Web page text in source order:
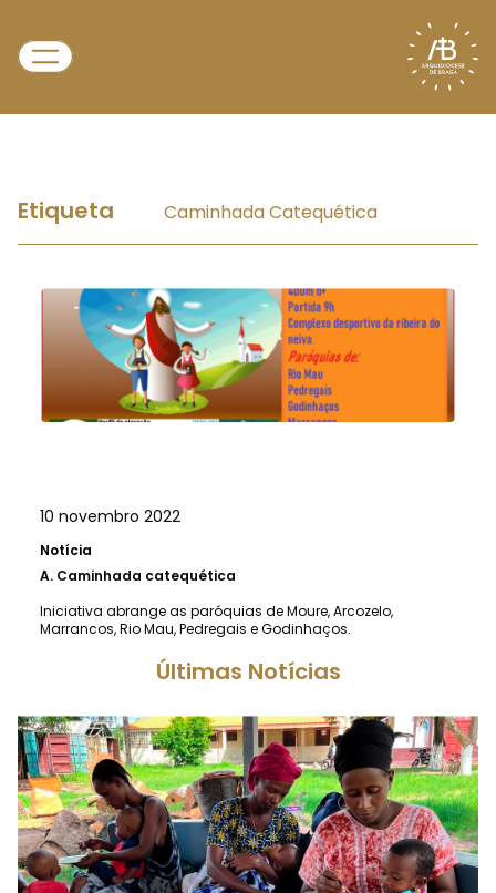
Etiqueta Caminhada Catequética
10 novembro 2022
Notícia
A. Caminhada catequética
Iniciativa abrange as paróquias de Moure, Arcozelo,
Marrancos, Rio Mau, Pedregais e Godinhaços.
Últimas Notícias